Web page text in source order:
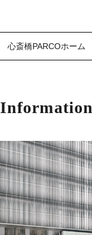
心斎橋PARCOホーム
Information